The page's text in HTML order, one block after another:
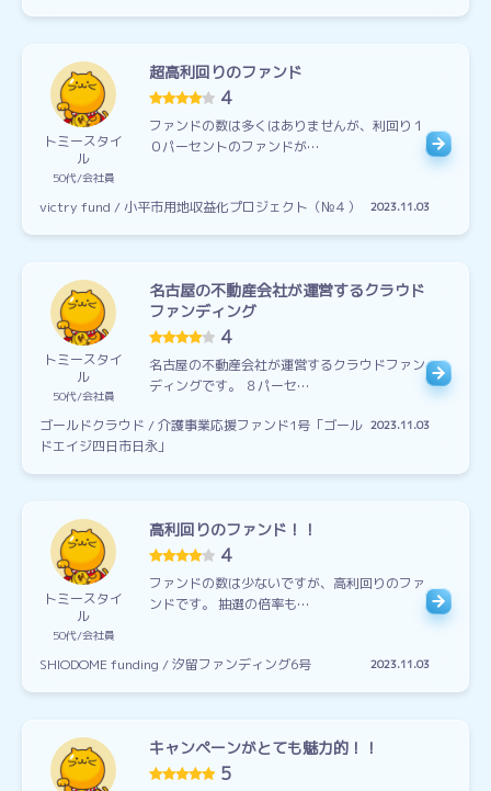
トミースタイ
ル
50代 会社員
超高利回りのファンド
4
ファンドの数は多くはありませんが、利回り１
０パーセントのファンドが…
victry fund / 小平市用地収益化プロジェクト（№４） 2023.11.03
トミースタイ
ル
50代 会社員
名古屋の不動産会社が運営するクラウド
ファンディング
4
名古屋の不動産会社が運営するクラウドファン
ディングです。 ８パーセ…
ゴールドクラウド / 介護事業応援ファンド1号「ゴール
ドエイジ四日市日永」
2023.11.03
トミースタイ
ル
50代 会社員
高利回りのファンド！！
4
ファンドの数は少ないですが、高利回りのファ
ンドです。 抽選の倍率も…
SHIODOME funding / 汐留ファンディング6号 2023.11.03
キャンペーンがとても魅力的！！
5